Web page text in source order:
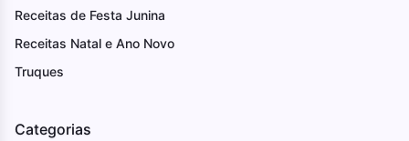
Receitas de Festa Junina
Receitas Natal e Ano Novo
Truques
Categorias